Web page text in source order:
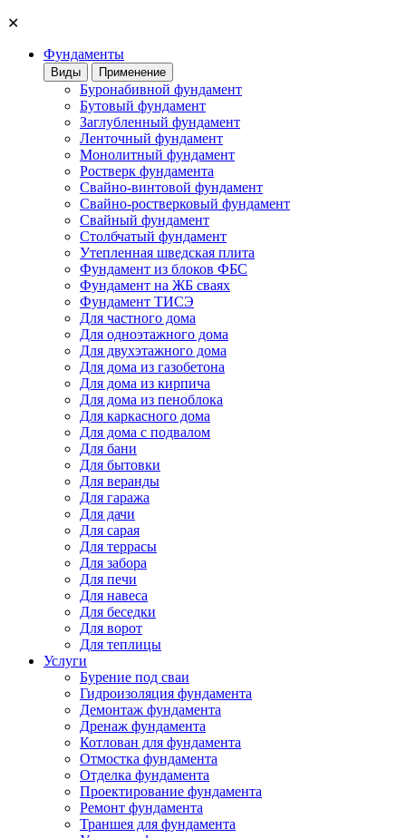
✕
Фундаменты
Виды Применение
Буронабивной фундамент
Бутовый фундамент
Заглубленный фундамент
Ленточный фундамент
Монолитный фундамент
Ростверк фундамента
Свайно-винтовой фундамент
Свайно-ростверковый фундамент
Свайный фундамент
Столбчатый фундамент
Утепленная шведская плита
Фундамент из блоков ФБС
Фундамент на ЖБ сваях
Фундамент ТИСЭ
Для частного дома
Для одноэтажного дома
Для двухэтажного дома
Для дома из газобетона
Для дома из кирпича
Для дома из пеноблока
Для каркасного дома
Для дома с подвалом
Для бани
Для бытовки
Для веранды
Для гаража
Для дачи
Для сарая
Для террасы
Для забора
Для печи
Для навеса
Для беседки
Для ворот
Для теплицы
Услуги
Бурение под сваи
Гидроизоляция фундамента
Демонтаж фундамента
Дренаж фундамента
Котлован для фундамента
Отмостка фундамента
Отделка фундамента
Проектирование фундамента
Ремонт фундамента
Траншея для фундамента